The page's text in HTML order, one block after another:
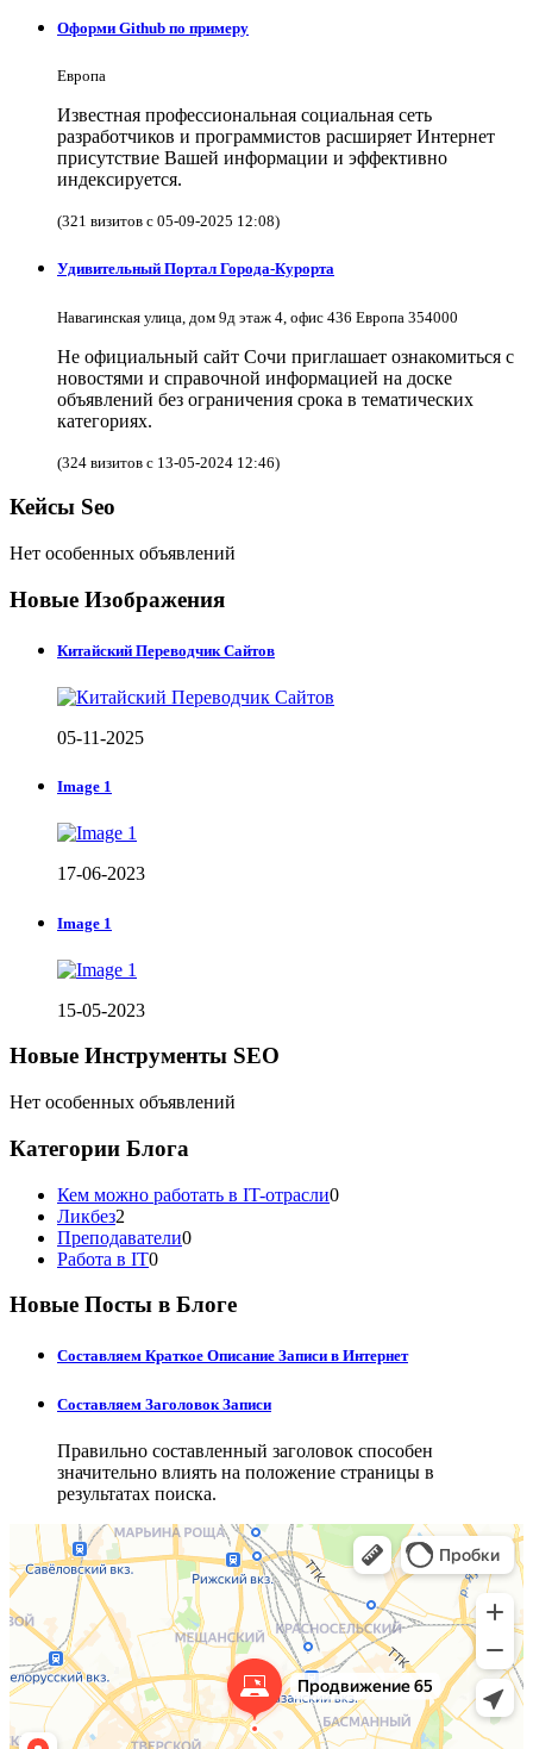
Оформи Github по примеру
Европа
Известная профессиональная социальная сеть
разработчиков и программистов расширяет Интернет
присутствие Вашей информации и эффективно
индексируется.
(321 визитов с 05-09-2025 12:08)
Удивительный Портал Города-Курорта
Навагинская улица, дом 9д этаж 4, офис 436 Европа 354000
Не официальный сайт Сочи приглашает ознакомиться с
новостями и справочной информацией на доске
объявлений без ограничения срока в тематических
категориях.
(324 визитов с 13-05-2024 12:46)
Кейсы Seo
Нет особенных объявлений
Новые Изображения
Китайский Переводчик Сайтов
05-11-2025
Image 1
17-06-2023
Image 1
15-05-2023
Новые Инструменты SEO
Нет особенных объявлений
Категории Блога
Кем можно работать в IT-отрасли0
Ликбез2
Преподаватели0
Работа в IT0
Новые Посты в Блоге
Составляем Краткое Описание Записи в Интернет
Составляем Заголовок Записи
Правильно составленный заголовок способен
значительно влиять на положение страницы в
результатах поиска.